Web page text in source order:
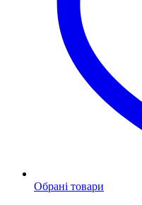
Обрані товари